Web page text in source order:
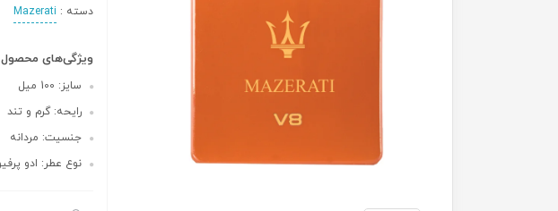
دسته : Mazerati
ویژگی‌های محصول
سایز: 100 میل
رایحه: گرم و تند
جنسیت: مردانه
نوع عطر: ادو